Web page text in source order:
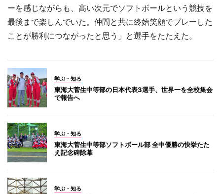
ーを感じながらも、高い次元でソフトボールという競技を
最後まで楽しんでいた。仲間と共に終始笑顔でプレーした
ことが勝利につながったと思う」と選手をたたえた。
学ぶ・知る
東海大菅生中等部の日本代表3選手、世界一を全校集会
で報告へ
学ぶ・知る
東海大菅生中等部ソフトボール部 全中優勝の快挙たた
え記念碑除幕
学ぶ・知る